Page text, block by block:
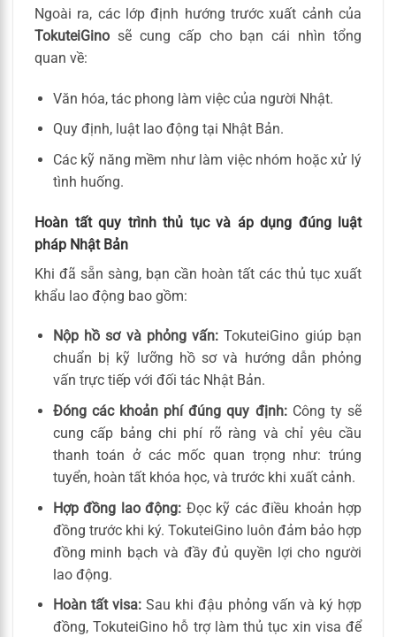
Ngoài ra, các lớp định hướng trước xuất cảnh của
TokuteiGino sẽ cung cấp cho bạn cái nhìn tổng
quan về:
Văn hóa, tác phong làm việc của người Nhật.
Quy định, luật lao động tại Nhật Bản.
Các kỹ năng mềm như làm việc nhóm hoặc xử lý
tình huống.
Hoàn tất quy trình thủ tục và áp dụng đúng luật
pháp Nhật Bản
Khi đã sẵn sàng, bạn cần hoàn tất các thủ tục xuất
khẩu lao động bao gồm:
Nộp hồ sơ và phỏng vấn: TokuteiGino giúp bạn
chuẩn bị kỹ lưỡng hồ sơ và hướng dẫn phỏng
vấn trực tiếp với đối tác Nhật Bản.
Đóng các khoản phí đúng quy định:Công ty sẽ
cung cấp bảng chi phí rõ ràng và chỉ yêu cầu
thanh toán ở các mốc quan trọng như: trúng
tuyển, hoàn tất khóa học, và trước khi xuất cảnh.
Hợp đồng lao động: Đọc kỹ các điều khoản hợp
đồng trước khi ký. TokuteiGino luôn đảm bảo hợp
đồng minh bạch và đầy đủ quyền lợi cho người
lao động.
Hoàn tất visa: Sau khi đậu phỏng vấn và ký hợp
đồng, TokuteiGino hỗ trợ làm thủ tục xin visa để